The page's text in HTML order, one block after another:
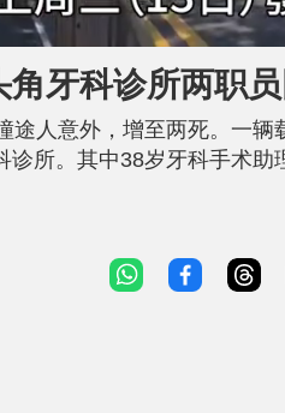
L
o
d
e
d
:
6
.
0
6
牙科诊所两职
途人意外，增至两死。一
所。其中38岁牙科手术
19日）早上，事发现场摆
外，今早点有白蜡烛。此